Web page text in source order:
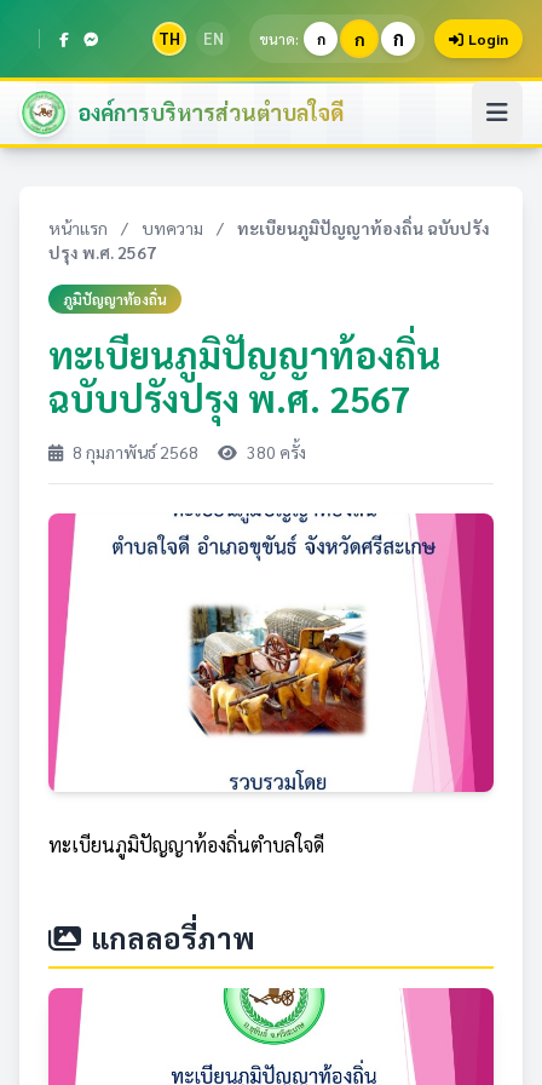
TH EN ขนาด: ก ก ก Login
องค์การบริหารส่วนตำบลใจดี
หน้าแรก / บทความ /
ทะเบียนภูมิปัญญาท้องถิ่น ฉบับปรัง
ปรุง พ.ศ. 2567
ภูมิปัญญาท้องถิ่น
ทะเบียนภูมิปัญญาท้องถิ่น
ฉบับปรังปรุง พ.ศ. 2567
8 กุมภาพันธ์ 2568 380 ครั้ง
ทะเบียนภูมิปัญญาท้องถิ่นตำบลใจดี
แกลลอรี่ภาพ